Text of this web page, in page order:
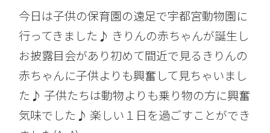
今日は子供の保育園の遠足で宇都宮動物園に
行ってきました♪ きりんの赤ちゃんが誕生し
お披露目会があり初めて間近で見るきりんの
赤ちゃんに子供よりも興奮して見ちゃいまし
た♪ 子供たちは動物よりも乗り物の方に興奮
気味でした♪ 楽しい１日を過ごすことができ